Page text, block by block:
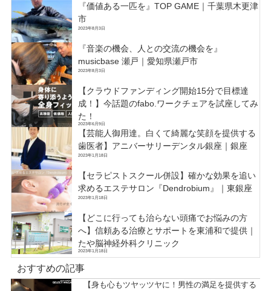
『価値ある一匹を』TOP GAME｜千葉県木更津
市
2023年8月3日
『音楽の機会、人との交流の機会を』
musicbase 瀬戸｜愛知県瀬戸市
2023年8月3日
【クラウドファンディング開始15分で目標達
成！】今話題のfabo.ワークチェアを試座してみ
た！
2023年6月9日
【芸能人御用達。白くて綺麗な笑顔を提供する
歯医者】アニバーサリーデンタル銀座｜銀座
2023年1月18日
【セラピストスクール併設】確かな効果を追い
求めるエステサロン『Dendrobium』｜東銀座
2023年1月18日
【どこに行っても治らない頭痛でお悩みの方
へ】信頼ある治療とサポートを東浦和で提供｜
たや脳神経外科クリニック
2023年1月18日
おすすめの記事
【身も心もツヤッツヤに！男性の満足を提供する